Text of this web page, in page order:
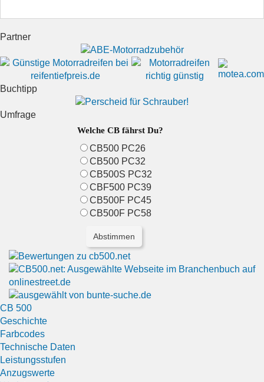
Partner
Buchtipp
Umfrage
Welche CB fährst Du?
CB500 PC26
CB500 PC32
CB500S PC32
CBF500 PC39
CB500F PC45
CB500F PC58
CB 500
Geschichte
Farbcodes
Technische Daten
Leistungsstufen
Anzugswerte